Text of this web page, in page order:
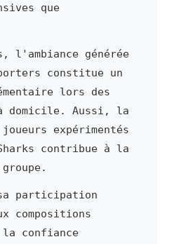
que
l'ambiance générée
constitue un
lors des
domicile. Aussi, la
expérimentés
contribue à la
sa participation
compositions
la confiance